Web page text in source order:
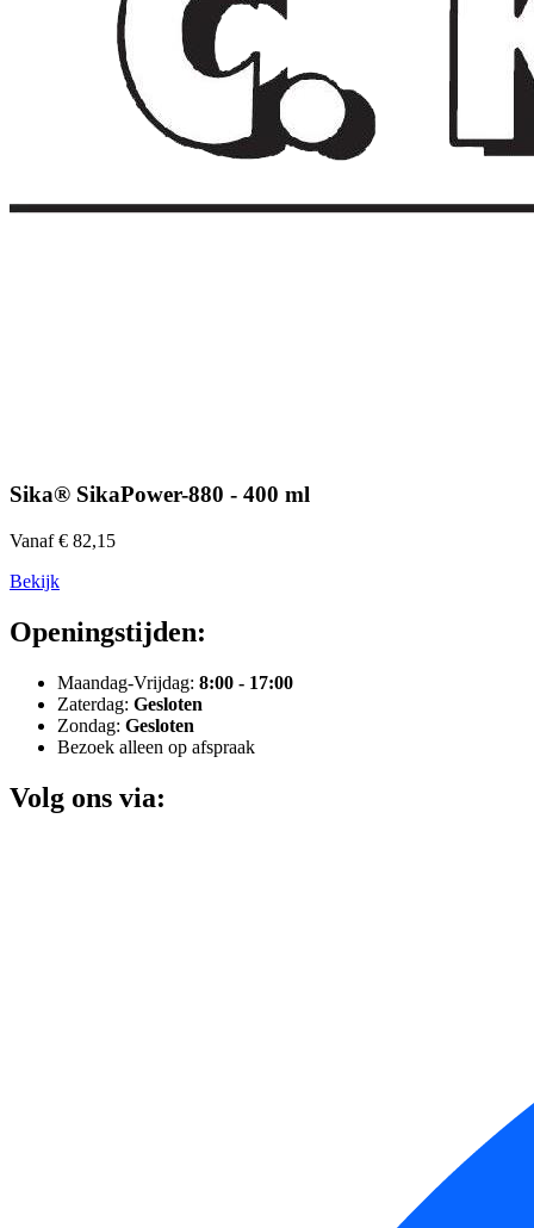
Sika® SikaPower-880 - 400 ml
Vanaf € 82,15
Bekijk
Openingstijden:
Maandag-Vrijdag: 8:00 - 17:00
Zaterdag: Gesloten
Zondag: Gesloten
Bezoek alleen op afspraak
Volg ons via: